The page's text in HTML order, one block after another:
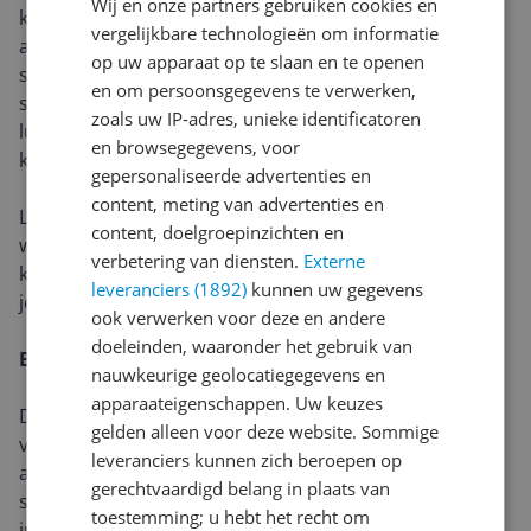
kookluchtjes in huis. Je kunt de snelheid van de
afzuiging zelf instellen of het apparaat de juiste
snelheid laten kiezen met de automatische
synchronisatie. De afzuiging is geschikt voor
luchtafvoer naar buiten of recirculatie. Bij recirculatie
kun je een koolstof- of plasmafilter gebruiken.
Let op: De benodigde materialen voor de luchtafvoer
worden niet standaard meegeleverd bij deze
kookplaat. Neem voor advies hierover contact op met
je leverancier en/of de firma Naber.
Boostfunctie
De boostfunctie op de kookplaat geeft tijdelijk extra
vermogen aan een kookzone. Handig als je snel iets
aan de kook wilt brengen. Na een bepaalde tijd
schakelt de boost automatisch terug naar het eerder
vergelijkbare technologieën om informatie
op uw apparaat op te slaan en te openen
en om persoonsgegevens te verwerken,
zoals uw IP-adres, unieke identificatoren
en browsegegevens, voor
gepersonaliseerde advertenties en
content, meting van advertenties en
content, doelgroepinzichten en
verbetering van diensten. Externe
leveranciers (1892) kunnen uw gegevens
ook verwerken voor deze en andere
doeleinden, waaronder het gebruik van
nauwkeurige geolocatiegegevens en
apparaateigenschappen. Uw keuzes
gelden alleen voor deze website. Sommige
leveranciers kunnen zich beroepen op
gerechtvaardigd belang in plaats van
toestemming; u hebt het recht om